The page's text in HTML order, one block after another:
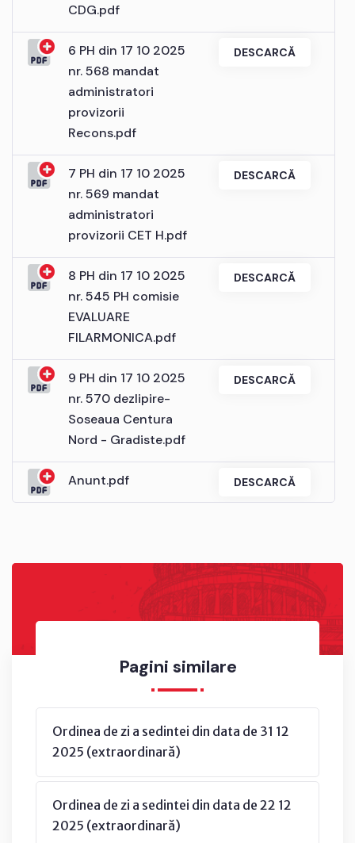
Pagini similare
Ordinea de zi a sedintei din data de 31 12
2025 (extraordinară)
Ordinea de zi a sedintei din data de 22 12
2025 (extraordinară)
CDG.pdf
6 PH din 17 10 2025
nr. 568 mandat
administratori
provizorii
Recons.pdf
DESCARCĂ
7 PH din 17 10 2025
nr. 569 mandat
administratori
provizorii CET H.pdf
DESCARCĂ
8 PH din 17 10 2025
nr. 545 PH comisie
EVALUARE
FILARMONICA.pdf
DESCARCĂ
9 PH din 17 10 2025
nr. 570 dezlipire-
Soseaua Centura
Nord - Gradiste.pdf
DESCARCĂ
Anunt.pdf DESCARCĂ